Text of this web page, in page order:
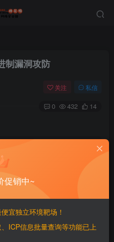
制漏洞攻防
关注 私信
0 432 14
cc】第04
cc】第06章 改造模糊测试工具
cc】第07章 从零实现模糊测试
cc 08章 网络协议漏洞挖掘
cc】第09章 linux内核漏洞挖
促销中~
宜独立环境靶场！
ICP信息批量查询等功能已上